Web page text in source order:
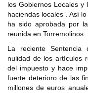
los Gobiernos Locales y
haciendas locales”. Así
ha sido aprobada por
reunida en Torremolinos.
La reciente Sentencia
nulidad de los artículos
del impuesto y hace
fuerte deterioro de las
millones de euros